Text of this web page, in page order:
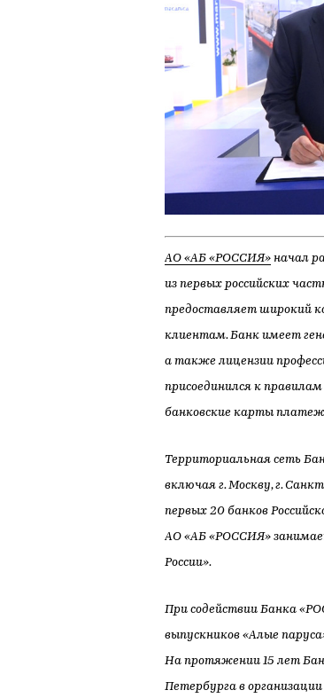
АО «АБ «РОССИЯ» начал
из первых российских
предоставляет широкий
клиентам.Банк имеет
а также лицензии
присоединился к
банковские карты
Территориальная сеть
включая г. Москву, г.
первых 20 банков
АО «АБ «РОССИЯ»
России».
При содействии Банка
выпускников «Алые
На протяжении 15 лет
Петербурга в